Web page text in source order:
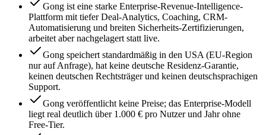
Gong ist eine starke Enterprise-Revenue-Intelligence-
Plattform mit tiefer Deal-Analytics, Coaching, CRM-
Automatisierung und breiten Sicherheits-Zertifizierungen,
arbeitet aber nachgelagert statt live.
Gong speichert standardmäßig in den USA (EU-Region
nur auf Anfrage), hat keine deutsche Residenz-Garantie,
keinen deutschen Rechtsträger und keinen deutschsprachigen
Support.
Gong veröffentlicht keine Preise; das Enterprise-Modell
liegt real deutlich über 1.000 € pro Nutzer und Jahr ohne
Free-Tier.